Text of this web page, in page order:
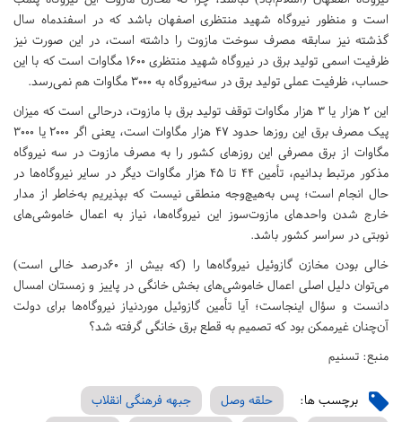
است و منظور نیروگاه شهید منتظری اصفهان باشد که در اسفندماه سال
گذشته نیز سابقه مصرف سوخت مازوت را داشته است، در این صورت نیز
ظرفیت اسمی تولید برق در نیروگاه شهید منتظری 1600 مگاوات است که با این
حساب، ظرفیت عملی تولید برق در سه‌نیروگاه به 3000 مگاوات هم نمی‌رسد.
این 2 هزار یا 3 هزار مگاوات توقف تولید برق با مازوت، درحالی است که میزان
پیک مصرف برق این روزها حدود 47 هزار مگاوات است، یعنی اگر 2000 یا 3000
مگاوات از برق مصرفی این روزهای کشور را به مصرف مازوت در سه نیروگاه
مذکور مرتبط بدانیم، تأمین 44 تا 45 هزار مگاوات دیگر در سایر نیروگاه‌ها در
حال انجام است؛ پس به‌هیچ‌وجه منطقی نیست که بپذیریم به‌خاطر از مدار
خارج شدن واحدهای مازوت‌سوز این نیروگاه‌ها، نیاز به اعمال خاموشی‌های
نوبتی در سراسر کشور باشد.
خالی بودن مخازن گازوئیل نیروگاه‌ها را (که بیش از 60درصد خالی است)
می‌توان دلیل اصلی اعمال خاموشی‌های بخش خانگی در پاییز و زمستان امسال
دانست و سؤال اینجاست؛ آیا تأمین گازوئیل موردنیاز نیروگاه‌ها برای دولت
آن‌چنان غیرممکن بود که تصمیم به قطع برق خانگی گرفته شد؟
منبع: تسنیم
برچسب ها: حلقه وصل جبهه فرهنگی انقلاب